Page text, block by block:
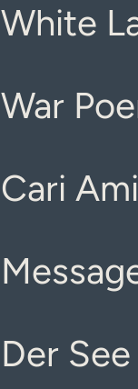
White
War
Cari
Der See